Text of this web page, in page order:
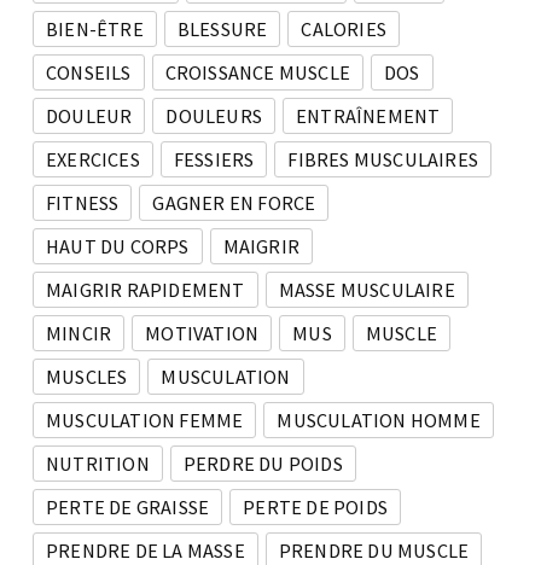
BIEN-ÊTRE
BLESSURE
CALORIES
CONSEILS
CROISSANCE MUSCLE
DOS
DOULEUR
DOULEURS
ENTRAÎNEMENT
EXERCICES
FESSIERS
FIBRES MUSCULAIRES
FITNESS
GAGNER EN FORCE
HAUT DU CORPS
MAIGRIR
MAIGRIR RAPIDEMENT
MASSE MUSCULAIRE
MINCIR
MOTIVATION MUS
MUSCLE
MUSCLES
MUSCULATION
MUSCULATION FEMME
MUSCULATION HOMME
NUTRITION
PERDRE DU POIDS
PERTE DE GRAISSE
PERTE DE POIDS
PRENDRE DE LA MASSE
PRENDRE DU MUSCLE